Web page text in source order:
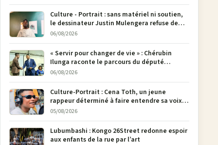
Culture - Portrait : sans matériel ni soutien,
le dessinateur Justin Mulengera refuse de
poser son crayon
06/08/2026
« Servir pour changer de vie » : Chérubin
Ilunga raconte le parcours du député
national Jethro Muyombi Tshimbu en 137
06/08/2026
Culture-Portrait : Cena Toth, un jeune
rappeur déterminé à faire entendre sa voix à
Bunia
05/08/2026
Lubumbashi : Kongo 26Street redonne espoir
aux enfants de la rue par l’art